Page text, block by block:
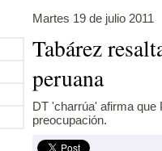
Martes 19 de julio 2011
Tabárez
peruana
DT 'charrúa' afirma que
preocupación.